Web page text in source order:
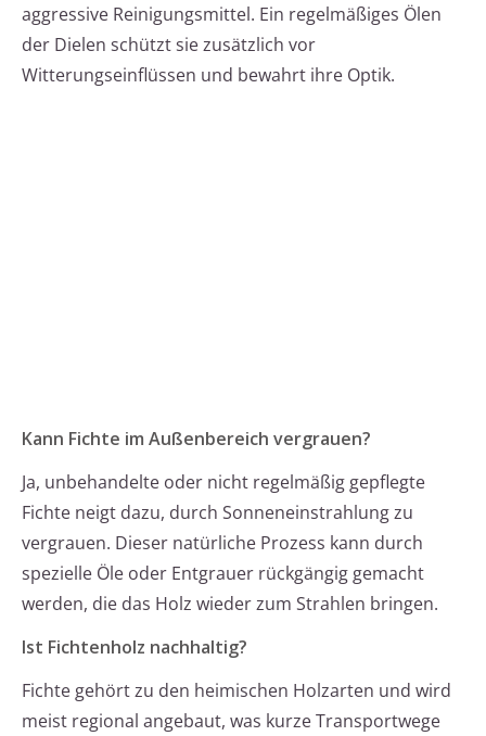
aggressive Reinigungsmittel. Ein regelmäßiges Ölen
der Dielen schützt sie zusätzlich vor
Witterungseinflüssen und bewahrt ihre Optik.
Kann Fichte im Außenbereich vergrauen?
Ja, unbehandelte oder nicht regelmäßig gepflegte
Fichte neigt dazu, durch Sonneneinstrahlung zu
vergrauen. Dieser natürliche Prozess kann durch
spezielle Öle oder Entgrauer rückgängig gemacht
werden, die das Holz wieder zum Strahlen bringen.
Ist Fichtenholz nachhaltig?
Fichte gehört zu den heimischen Holzarten und wird
meist regional angebaut, was kurze Transportwege